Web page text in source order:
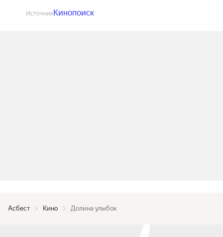
ИсточникКинопоиск
Асбест Кино Долина улыбок